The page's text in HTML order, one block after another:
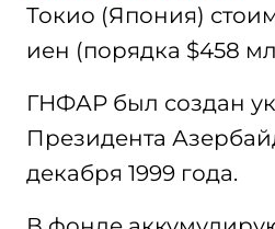
Токио (Япония)
иен (порядка $458
ГНФАР был создан
Президента
декабря 1999 года.